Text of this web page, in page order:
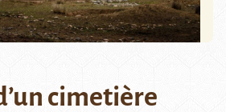
cimetière